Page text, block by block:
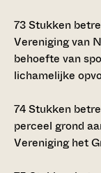
73Stukken
Vereniging van
behoefte van
lichamelijke
74Stukken
perceel grond
Vereniging het